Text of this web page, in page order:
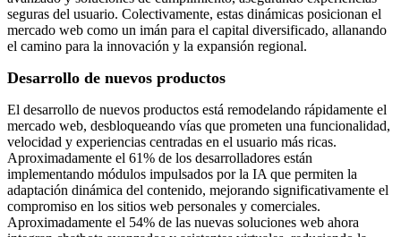
seguras del usuario. Colectivamente, estas dinámicas posicionan el
mercado web como un imán para el capital diversificado, allanando
el camino para la innovación y la expansión regional.
Desarrollo de nuevos productos
El desarrollo de nuevos productos está remodelando rápidamente el
mercado web, desbloqueando vías que prometen una funcionalidad,
velocidad y experiencias centradas en el usuario más ricas.
Aproximadamente el 61% de los desarrolladores están
implementando módulos impulsados ​​por la IA que permiten la
adaptación dinámica del contenido, mejorando significativamente el
compromiso en los sitios web personales y comerciales.
Aproximadamente el 54% de las nuevas soluciones web ahora